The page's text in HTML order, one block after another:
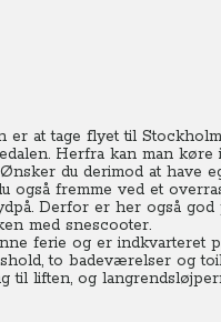
er at tage flyet til
Herfra kan man
du derimod at have
også fremme ved et
Derfor er her også
med snescooter.
ferie og er indkvarteret
to badeværelser og
til liften, og